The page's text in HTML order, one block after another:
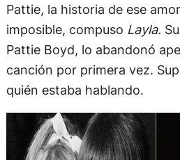
Pattie, la historia de ese
imposible, compuso Layla.
Pattie Boyd, lo abandonó
canción por primera vez.
quién estaba hablando.